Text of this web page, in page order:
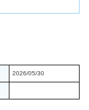
2026/05/30